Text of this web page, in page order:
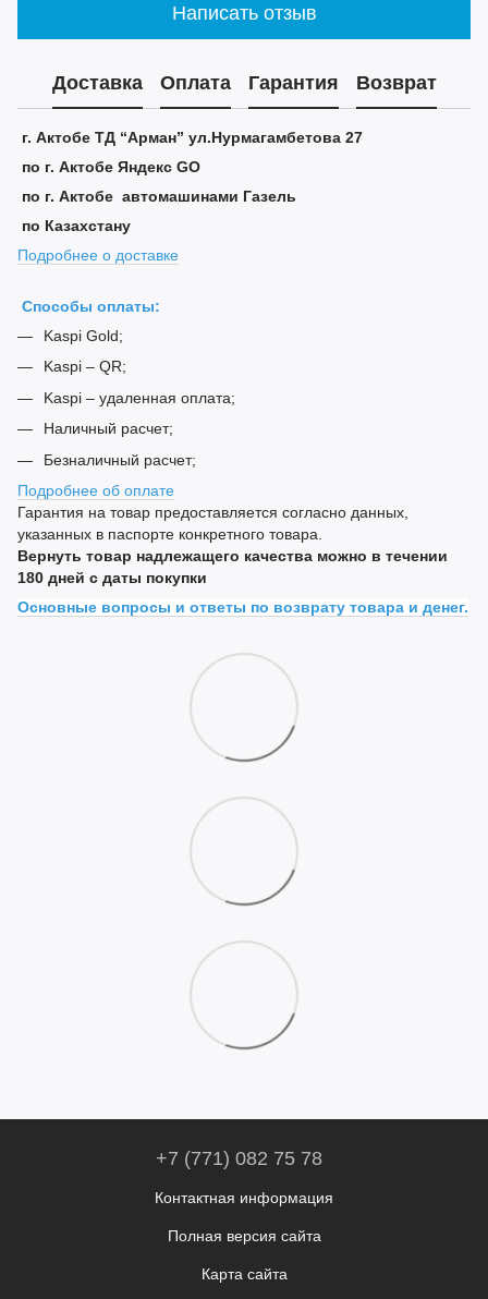
Написать отзыв
Доставка Оплата Гарантия Возврат
г. Актобе ТД “Арман” ул.Нурмагамбетова 27
по г. Актобе Яндекс GO
по г. Актобе автомашинами Газель
по Казахстану
Подробнее о доставке
Способы оплаты:
Kaspi Gold;
Kaspi – QR;
Kaspi – удаленная оплата;
Наличный расчет;
Безналичный расчет;
Подробнее об оплате
Гарантия на товар предоставляется согласно данных,
указанных в паспорте конкретного товара.
Вернуть товар надлежащего качества можно в течении
180 дней с даты покупки
Основные вопросы и ответы по возврату товара и денег.
+7 (771) 082 75 78
Контактная информация
Полная версия сайта
Карта сайта